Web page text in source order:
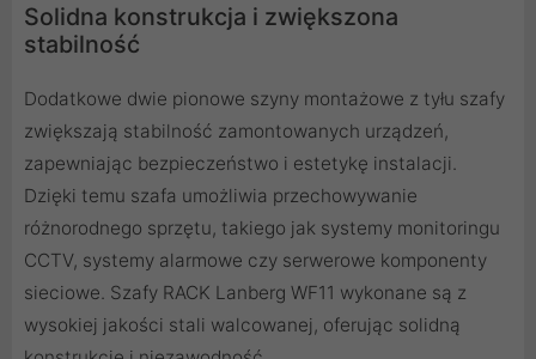
Solidna konstrukcja i zwiększona
stabilność
Dodatkowe dwie pionowe szyny montażowe z tyłu szafy
zwiększają stabilność zamontowanych urządzeń,
zapewniając bezpieczeństwo i estetykę instalacji.
Dzięki temu szafa umożliwia przechowywanie
różnorodnego sprzętu, takiego jak systemy monitoringu
CCTV, systemy alarmowe czy serwerowe komponenty
sieciowe. Szafy RACK Lanberg WF11 wykonane są z
wysokiej jakości stali walcowanej, oferując solidną